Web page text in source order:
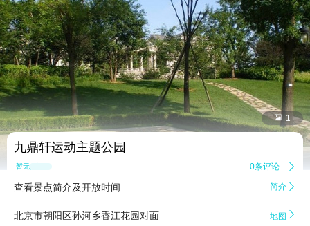
 1
九鼎轩运动主题公园
暂无点评 0条评论 
查看景点简介及开放时间 简介 
北京市朝阳区孙河乡香江花园对面 地图 
